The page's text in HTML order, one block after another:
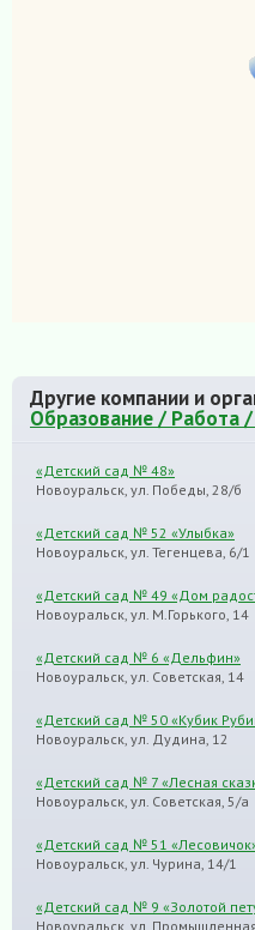
Другие компании и
Образование / Работа
«Детский сад № 48»
Новоуральск, ул. Победы, 28/б
«Детский сад № 52 «Улыбка»
Новоуральск, ул. Тегенцева, 6/1
«Детский сад № 49 «Дом
Новоуральск, ул. М.Горького, 14
«Детский сад № 6 «Дельфин»
Новоуральск, ул. Советская, 14
«Детский сад № 50 «Кубик
Новоуральск, ул. Дудина, 12
«Детский сад № 7 «Лесная
Новоуральск, ул. Советская, 5/а
«Детский сад № 51
Новоуральск, ул. Чурина, 14/1
«Детский сад № 9 «Золотой
Новоуральск, ул.